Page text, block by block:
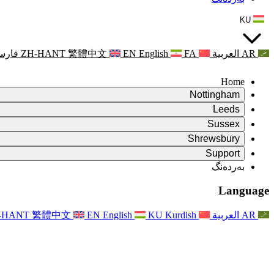
KU
AR العربية ZH-HANT 繁體中文 EN English FA
Home
Nottingham
Review
کورسی پێداچوونەوە
تیمی پێداچوونەوەی سەربەخۆ
مەرجەکانی سەرچاوە
Rapora Dawî ya Nirxandina Serbixwe
Pirsên Pir tên Pirsîn
بەردەنگ
For Families
Pêvajoya Nirxandina Malbatê
دوایین نوێکردنەوەکان
Nûçename
Leeds
Review
کورسی پێداچوونەوە
تیمی پێداچوونەوەی سەربەخۆ
Mercên Referansê
بەردەنگ
Piştgiriya Derûnî ji bo Malbatan
ڕووداوەکان
For Staff
Sussex
Review
کورسی پێداچوونەوە
تیمی پێداچوونەوەی سەربەخۆ
مەرجەکانی سەرچاوە
For Families
نوێکردنەوە بۆ خێزانەکان
Shrewsbury
Review
مەرجەکانی پێداچوونەوەی دایکایەتی
ڕاگەیاندن
Reports
Rapora dawî ya Nirxandina Serbixwe
Rapora Yekem a Nirxandina Serbixwe
For Families
Support
Leeds
Nottingham
خزمەتگوزاری پاڵپشتی دەروونی خێزان
Piştgiriya Krîza Tenduristiya Derûnî
Xizmetên Herêmî yên Nottinghamê
بەردەنگ
Language
AR العربية HANT 繁體中文 EN English KU Kurdish